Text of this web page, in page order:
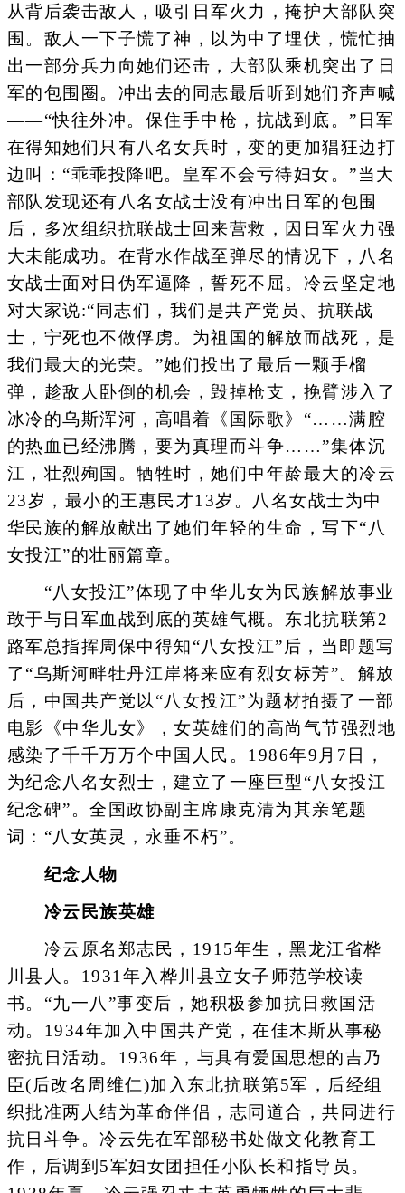
从背后袭击敌人，吸引日军火力，掩护大部队突
围。敌人一下子慌了神，以为中了埋伏，慌忙抽
出一部分兵力向她们还击，大部队乘机突出了日
军的包围圈。冲出去的同志最后听到她们齐声喊
――“快往外冲。保住手中枪，抗战到底。”日军
在得知她们只有八名女兵时，变的更加猖狂边打
边叫：“乖乖投降吧。皇军不会亏待妇女。”当大
部队发现还有八名女战士没有冲出日军的包围
后，多次组织抗联战士回来营救，因日军火力强
大未能成功。在背水作战至弹尽的情况下，八名
女战士面对日伪军逼降，誓死不屈。冷云坚定地
对大家说:“同志们，我们是共产党员、抗联战
士，宁死也不做俘虏。为祖国的解放而战死，是
我们最大的光荣。”她们投出了最后一颗手榴
弹，趁敌人卧倒的机会，毁掉枪支，挽臂涉入了
冰冷的乌斯浑河，高唱着《国际歌》“……满腔
的热血已经沸腾，要为真理而斗争……”集体沉
江，壮烈殉国。牺牲时，她们中年龄最大的冷云
23岁，最小的王惠民才13岁。八名女战士为中
华民族的解放献出了她们年轻的生命，写下“八
女投江”的壮丽篇章。
“八女投江”体现了中华儿女为民族解放事业
敢于与日军血战到底的英雄气概。东北抗联第2
路军总指挥周保中得知“八女投江”后，当即题写
了“乌斯河畔牡丹江岸将来应有烈女标芳”。解放
后，中国共产党以“八女投江”为题材拍摄了一部
电影《中华儿女》，女英雄们的高尚气节强烈地
感染了千千万万个中国人民。1986年9月7日，
为纪念八名女烈士，建立了一座巨型“八女投江
纪念碑”。全国政协副主席康克清为其亲笔题
词：“八女英灵，永垂不朽”。
纪念人物
冷云民族英雄
冷云原名郑志民，1915年生，黑龙江省桦
川县人。1931年入桦川县立女子师范学校读
书。“九一八”事变后，她积极参加抗日救国活
动。1934年加入中国共产党，在佳木斯从事秘
密抗日活动。1936年，与具有爱国思想的吉乃
臣(后改名周维仁)加入东北抗联第5军，后经组
织批准两人结为革命伴侣，志同道合，共同进行
抗日斗争。冷云先在军部秘书处做文化教育工
作，后调到5军妇女团担任小队长和指导员。